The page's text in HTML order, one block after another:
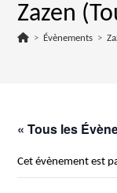
Zazen
> Évènements >
« Tous les
Cet évènement est